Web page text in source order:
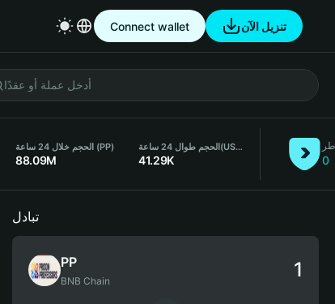
Connect wallet تنزيل الآن
الحجم خلال 24 ساعة (PP)
88.09M
الحجم طوال 24 ساعة(USDT)
41.29K 0
تبادل
PP
BNB Chain